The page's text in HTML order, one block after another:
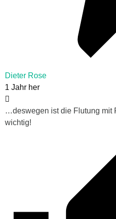
Dieter Rose
1 Jahr her
…deswegen ist die Flutung mit
wichtig!